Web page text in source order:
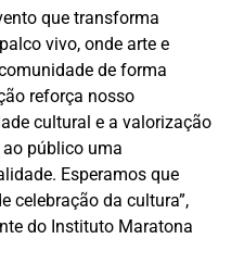
que transforma
vivo, onde arte e
de forma
reforça nosso
cultural e a valorização
público uma
Esperamos que
celebração da cultura”,
do Instituto Maratona